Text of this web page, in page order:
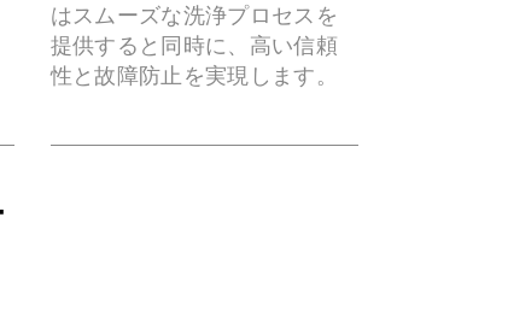
はスムーズな洗浄プロセスを
提供すると同時に、高い信頼
性と故障防止を実現します。